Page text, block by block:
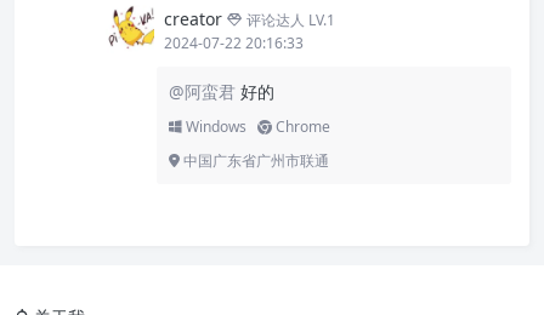
creator
评论达人 LV.1
2024-07-22 20:16:33
@阿蛮君 好的
Windows
Chrome
中国广东省广州市联通